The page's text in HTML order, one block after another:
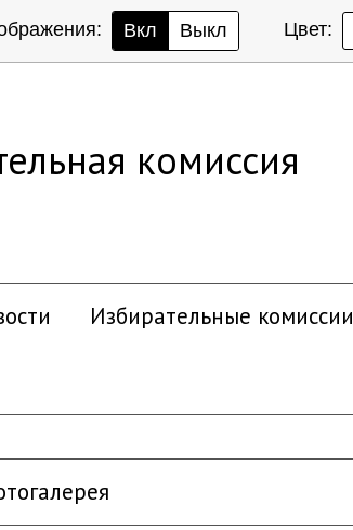
Вкл Выкл Цвет:
комиссия
Избирательные комиссии